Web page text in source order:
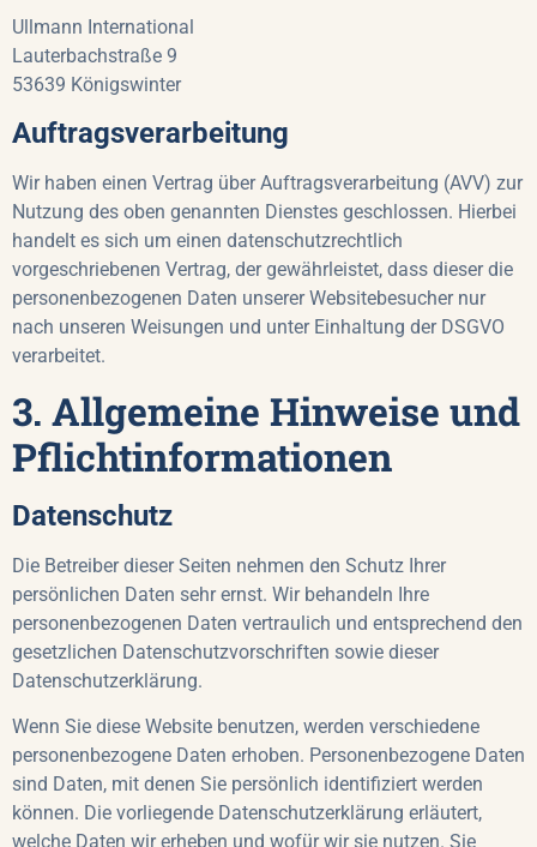
Ullmann International
Lauterbachstraße 9
53639 Königswinter
Auftragsverarbeitung
Wir haben einen Vertrag über Auftragsverarbeitung (AVV) zur
Nutzung des oben genannten Dienstes geschlossen. Hierbei
handelt es sich um einen datenschutzrechtlich
vorgeschriebenen Vertrag, der gewährleistet, dass dieser die
personenbezogenen Daten unserer Websitebesucher nur
nach unseren Weisungen und unter Einhaltung der DSGVO
verarbeitet.
3. Allgemeine Hinweise und
Pflichtinformationen
Datenschutz
Die Betreiber dieser Seiten nehmen den Schutz Ihrer
persönlichen Daten sehr ernst. Wir behandeln Ihre
personenbezogenen Daten vertraulich und entsprechend den
gesetzlichen Datenschutzvorschriften sowie dieser
Datenschutzerklärung.
Wenn Sie diese Website benutzen, werden verschiedene
personenbezogene Daten erhoben. Personenbezogene Daten
sind Daten, mit denen Sie persönlich identifiziert werden
können. Die vorliegende Datenschutzerklärung erläutert,
welche Daten wir erheben und wofür wir sie nutzen. Sie